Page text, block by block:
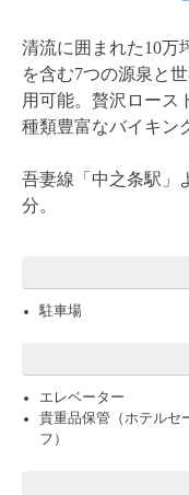
清流に囲まれた10万
を含む7つの源泉と
用可能。贅沢ロース
種類豊富なバイキン
吾妻線「中之条駅」
分。
駐車場
エレベーター
貴重品保管（ホテルセ
フ）